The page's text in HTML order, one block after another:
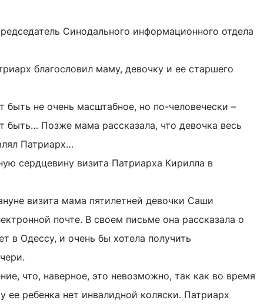
Синодального информационного отдела
благословил маму, девочку и ее старшего
быть не очень масштабное, но по-человечески –
быть… Позже мама рассказала, что девочка весь
Патриарх…
сердцевину визита Патриарха Кирилла в
визита мама пятилетней девочки Саши
почте. В своем письме она рассказала о
в Одессу, и очень бы хотела получить
что, наверное, это невозможно, так как во время
ребенка нет инвалидной коляски. Патриарх